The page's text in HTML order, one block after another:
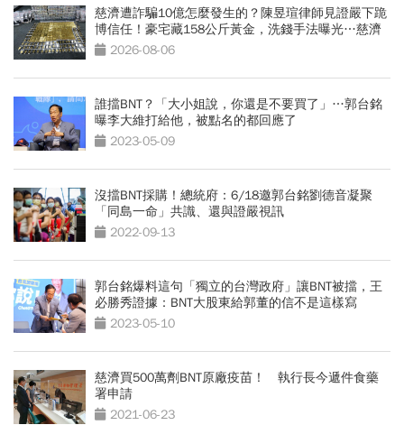
慈濟遭詐騙10億怎麼發生的？陳昱瑄律師見證嚴下跪
博信任！豪宅藏158公斤黃金，洗錢手法曝光…慈濟
回應了
2026-08-06
誰擋BNT？「大小姐說，你還是不要買了」…郭台銘
曝李大維打給他，被點名的都回應了
2023-05-09
沒擋BNT採購！總統府：6/18邀郭台銘劉德音凝聚
「同島一命」共識、還與證嚴視訊
2022-09-13
郭台銘爆料這句「獨立的台灣政府」讓BNT被擋，王
必勝秀證據：BNT大股東給郭董的信不是這樣寫
2023-05-10
慈濟買500萬劑BNT原廠疫苗！ 執行長今遞件食藥
署申請
2021-06-23